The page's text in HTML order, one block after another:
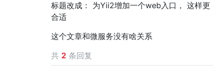
标题改成： 为Yii2增加一个web入口， 这样更
合适
这个文章和微服务没有啥关系
共 2 条回复